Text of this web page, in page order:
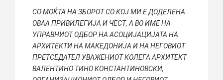
СО МОЌТА НА ЗБОРОТ СО КОЈ МИ Е ДОДЕЛЕНА
ОВАА ПРИВИЛЕГИЈА И ЧЕСТ, А ВО ИМЕ НА
УПРАВНИОТ ОДБОР НА АСОЦИЈАЦИЈАТА НА
АРХИТЕКТИ НА МАКЕДОНИЈА И НА НЕГОВИОТ
ПРЕТСЕДАТЕЛ УВАЖЕНИОТ КОЛЕГА АРХИТЕКТ
ВАЛЕНТИНО ТИНО КОНСТАНТИНОВСКИ,